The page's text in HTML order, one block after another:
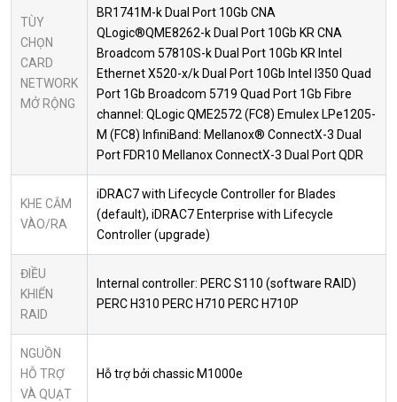
TÙY
CHỌN
CARD
NETWORK
MỞ RỘNG
BR1741M-k Dual Port 10Gb CNA
QLogic®QME8262-k Dual Port 10Gb KR CNA
Broadcom 57810S-k Dual Port 10Gb KR Intel
Ethernet X520-x/k Dual Port 10Gb Intel I350 Quad
Port 1Gb Broadcom 5719 Quad Port 1Gb Fibre
channel: QLogic QME2572 (FC8) Emulex LPe1205-
M (FC8) InfiniBand: Mellanox® ConnectX-3 Dual
Port FDR10 Mellanox ConnectX-3 Dual Port QDR
KHE CẮM
VÀO/RA
iDRAC7 with Lifecycle Controller for Blades
(default), iDRAC7 Enterprise with Lifecycle
Controller (upgrade)
ĐIỀU
KHIỂN
RAID
Internal controller: PERC S110 (software RAID)
PERC H310 PERC H710 PERC H710P
NGUỒN
HỖ TRỢ
VÀ QUẠT
Hỗ trợ bởi chassic M1000e